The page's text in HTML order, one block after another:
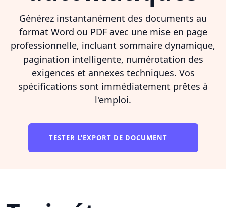
Générez instantanément des documents au
format Word ou PDF avec une mise en page
professionnelle, incluant sommaire dynamique,
pagination intelligente, numérotation des
exigences et annexes techniques. Vos
spécifications sont immédiatement prêtes à
l'emploi.
TESTER L'EXPORT DE DOCUMENT